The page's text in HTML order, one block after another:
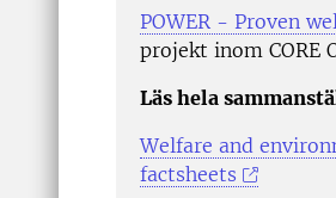
POWER - Proven
projekt inom CORE
Läs hela
Welfare and
factsheets